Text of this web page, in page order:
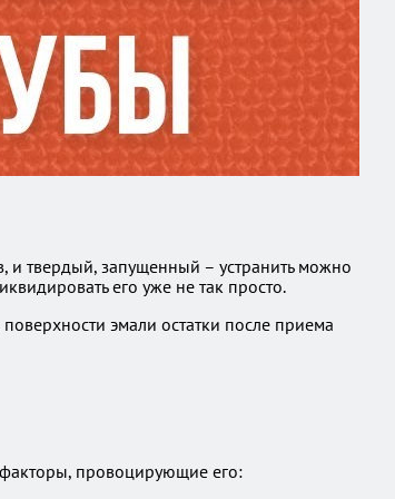
и твердый, запущенный – устранить можно
его уже не так просто.
эмали остатки после приема
факторы, провоцирующие его: